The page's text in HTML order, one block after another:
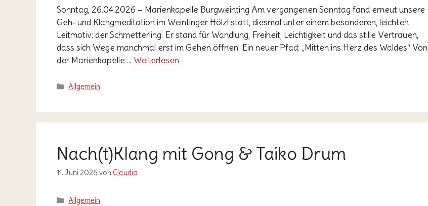
Sonntag, 26.04.2026 – Marienkapelle Burgweinting Am vergangenen Sonntag fand erneut unsere
Geh‑ und Klangmeditation im Weintinger Hölzl statt, diesmal unter einem besonderen, leichten
Leitmotiv: der Schmetterling. Er stand für Wandlung, Freiheit, Leichtigkeit und das stille Vertrauen,
dass sich Wege manchmal erst im Gehen öffnen. Ein neuer Pfad: „Mitten ins Herz des Waldes“ Von
der Marienkapelle … Weiterlesen
Kategorien
Allgemein
Nach(t)Klang mit Gong & Taiko Drum
11. Juni 2026 von Claudia
Kategorien
Allgemein